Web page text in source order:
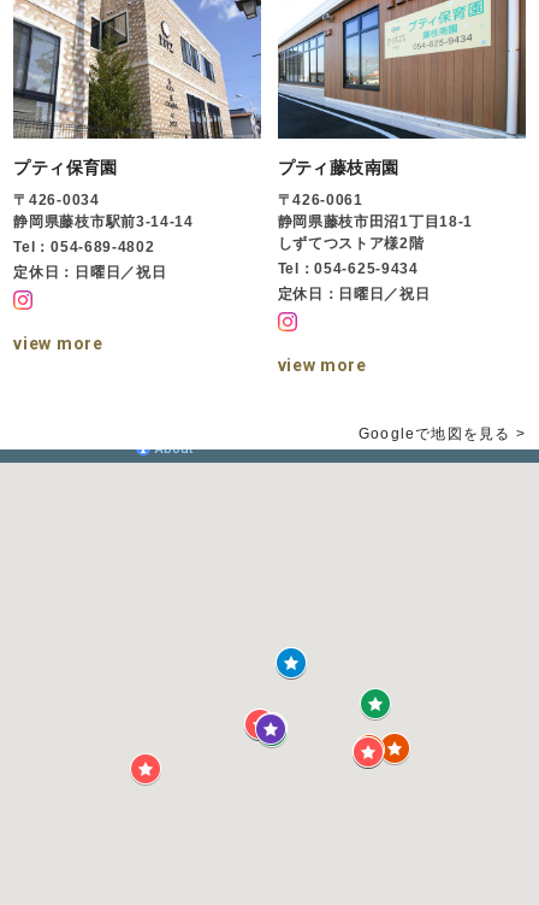
プティ保育園
〒426-0034
静岡県藤枝市駅前3-14-14
Tel：054-689-4802
定休日：日曜日／祝日
view more
プティ藤枝南園
〒426-0061
静岡県藤枝市田沼1丁目18-1
しずてつストア様2階
Tel：054-625-9434
定休日：日曜日／祝日
view more
Googleで地図を見る >